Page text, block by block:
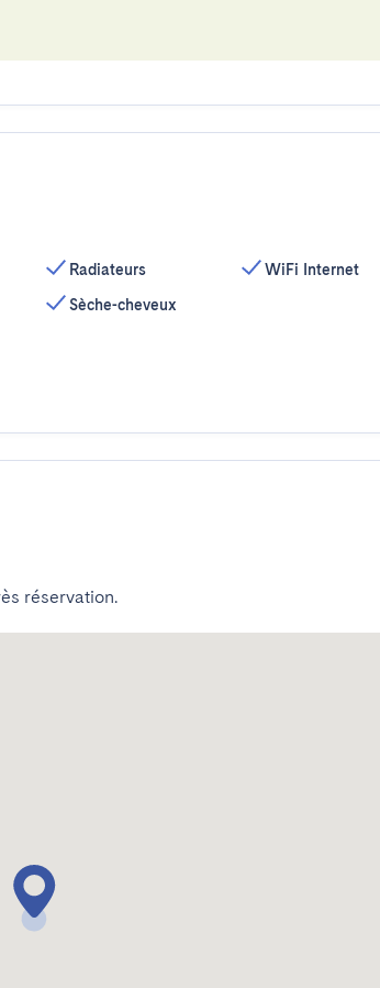
Radiateurs
Sèche-cheveux
WiFi Internet
réservation.